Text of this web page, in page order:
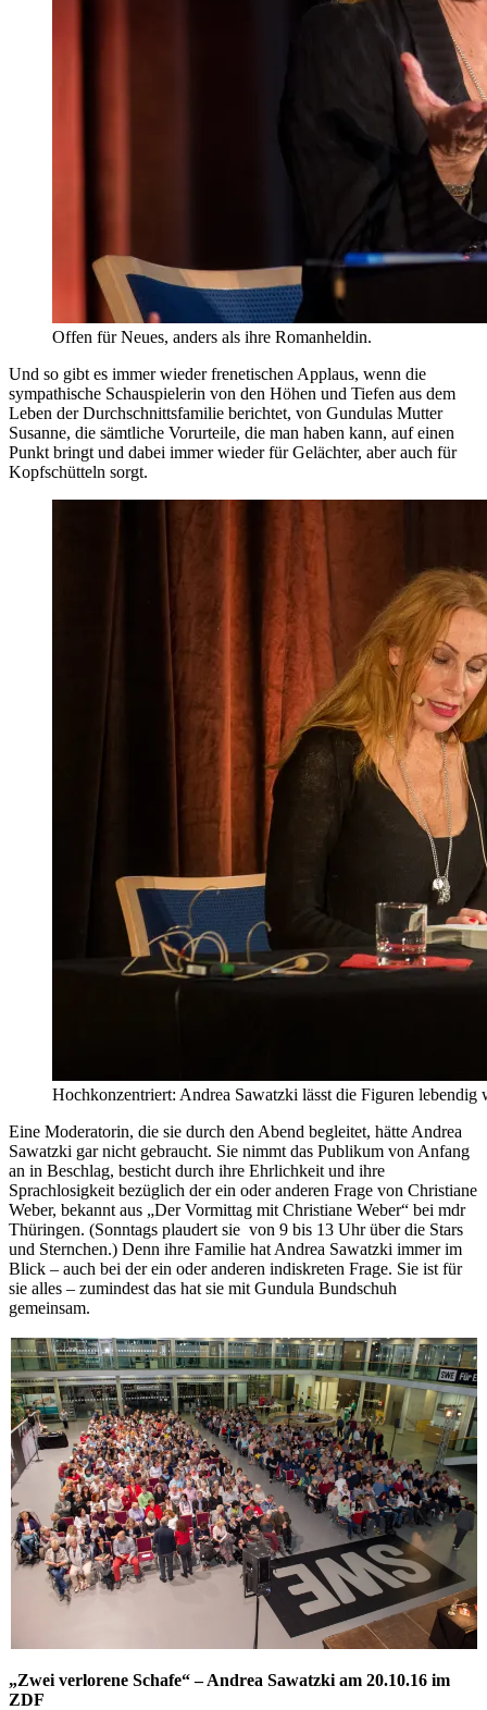
Offen für Neues, anders als ihre Romanheldin.
Und so gibt es immer wieder frenetischen Applaus, wenn die
sympathische Schauspielerin von den Höhen und Tiefen aus dem
Leben der Durchschnittsfamilie berichtet, von Gundulas Mutter
Susanne, die sämtliche Vorurteile, die man haben kann, auf einen
Punkt bringt und dabei immer wieder für Gelächter, aber auch für
Kopfschütteln sorgt.
Hochkonzentriert: Andrea Sawatzki lässt die Figuren lebendig
Eine Moderatorin, die sie durch den Abend begleitet, hätte Andrea
Sawatzki gar nicht gebraucht. Sie nimmt das Publikum von Anfang
an in Beschlag, besticht durch ihre Ehrlichkeit und ihre
Sprachlosigkeit bezüglich der ein oder anderen Frage von Christiane
Weber, bekannt aus „Der Vormittag mit Christiane Weber“ bei mdr
Thüringen. (Sonntags plaudert sie von 9 bis 13 Uhr über die Stars
und Sternchen.) Denn ihre Familie hat Andrea Sawatzki immer im
Blick – auch bei der ein oder anderen indiskreten Frage. Sie ist für
sie alles – zumindest das hat sie mit Gundula Bundschuh
gemeinsam.
„Zwei verlorene Schafe“ – Andrea Sawatzki am 20.10.16 im
ZDF